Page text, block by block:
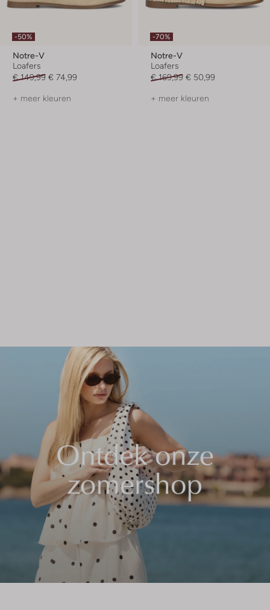
-50%
Notre-V
Loafers
€ 149,99 € 74,99
+ meer kleuren
-70%
Notre-V
Loafers
€ 169,99 € 50,99
+ meer kleuren